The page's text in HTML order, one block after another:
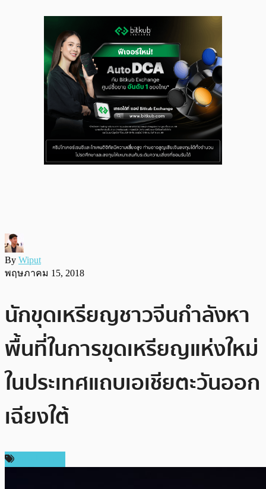
By Wiput
พฤษภาคม 15, 2018
นักขุดเหรียญชาวจีนกำลังหา
พื้นที่ในการขุดเหรียญแห่งใหม่
ในประเทศแถบเอเชียตะวันออก
เฉียงใต้